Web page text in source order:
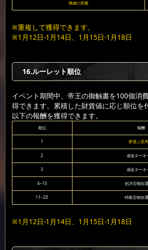
殲滅の星艦
※重複して獲得できます。
※1月12日-1月14日、1月15日-1月18日
16.ルーレット順位
イベント期間中、帝王の御触書を100個消
得できます。累積した財貨値に応じ順位を
以下の報酬を獲得できます。
順位 報酬
1 夢運ぶ星
2 成金ターキ
3 成金ターキ
4~10 史詩宝物自
11~20 特級宝物自
※1月12日-1月14日、1月15日-1月18日